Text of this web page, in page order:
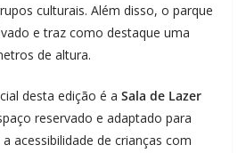
culturais. Além disso, o parque
e traz como destaque uma
de altura.
desta edição é a Sala de Lazer
reservado e adaptado para
acessibilidade de crianças com